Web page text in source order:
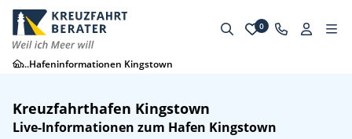
0
...Hafeninformationen Kingstown
Kreuzfahrthafen Kingstown
Live-Informationen zum Hafen Kingstown